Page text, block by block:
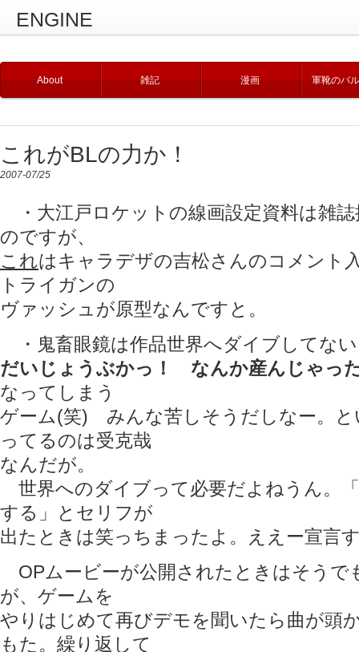
ENGINE
About 雑記 漫画 軍靴のバ
これがBLの力か！
2007-07/25
・大江戸ロケットの線画設定資料は雑
のですが、
これはキャラデザの吉松さんのコメント
トライガンの
ヴァッシュが原型なんですと。
・鬼畜眼鏡は作品世界へダイブしてな
だいじょうぶかっ！ なんか産んじゃっ
なってしまう
ゲーム(笑) みんな苦しそうだしなー。と
ってるのは受克哉
なんだが。
世界へのダイブって必要だよねうん。
する」とセリフが
出たときは笑っちまったよ。ええー宣
OPムービーが公開されたときはそうで
が、ゲームを
やりはじめて再びデモを聞いたら曲が頭
もた。繰り返して